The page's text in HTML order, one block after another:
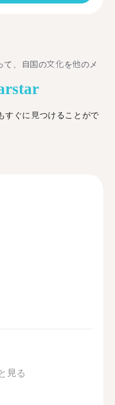
、自国の文化を他のメ
star
すぐに見つけることがで
見る